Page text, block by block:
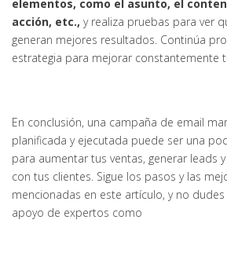
elementos, como el asunto, el
acción, etc., y realiza pruebas para ver
generan mejores resultados. Continúa
estrategia para mejorar constantemente
En conclusión, una campaña de email
planificada y ejecutada puede ser una
para aumentar tus ventas, generar leads
con tus clientes. Sigue los pasos y las
mencionadas en este artículo, y no
apoyo de expertos como